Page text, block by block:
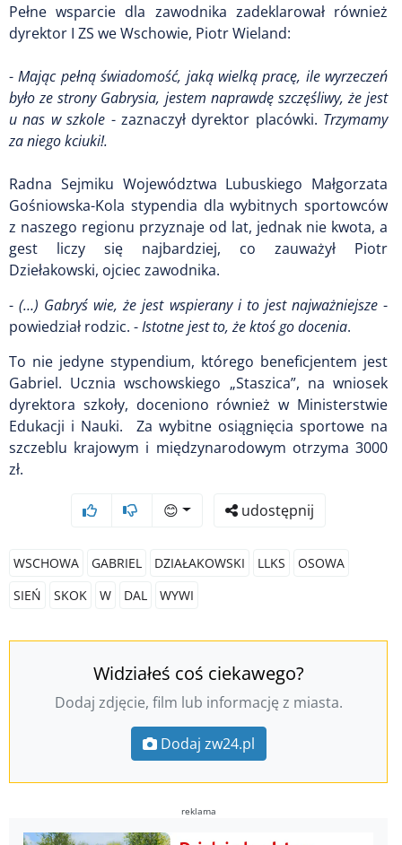
Pełne wsparcie dla zawodnika zadeklarował również
dyrektor I ZS we Wschowie, Piotr Wieland:
-Mając pełną świadomość, jaką wielką pracę, ile wyrzeczeń
było ze strony Gabrysia, jestem naprawdę szczęśliwy, że jest
u nas w szkole - zaznaczył dyrektor placówki. Trzymamy
za niego kciuki!.
Radna Sejmiku Województwa Lubuskiego Małgorzata
Gośniowska-Kola stypendia dla wybitnych sportowców
z naszego regionu przyznaje od lat, jednak nie kwota, a
gest liczy się najbardziej, co zauważył Piotr
Dziełakowski, ojciec zawodnika.
-(…) Gabryś wie, że jest wspierany i to jest najważniejsze-
powiedział rodzic. -Istotne jest to, że ktoś go docenia.
To nie jedyne stypendium, którego beneficjentem jest
Gabriel. Ucznia wschowskiego „Staszica”, na wniosek
dyrektora szkoły, doceniono również w Ministerstwie
Edukacji i Nauki. Za wybitne osiągnięcia sportowe na
szczeblu krajowym i międzynarodowym otrzyma 3000
zł.
😊 udostępnij
WSCHOWA GABRIEL DZIAŁAKOWSKI LLKS
OSOWA
SIEŃ
SKOK W DAL WYWI
Widziałeś coś ciekawego?
Dodaj zdjęcie, film lub informację z miasta.
Dodaj zw24.pl
reklama